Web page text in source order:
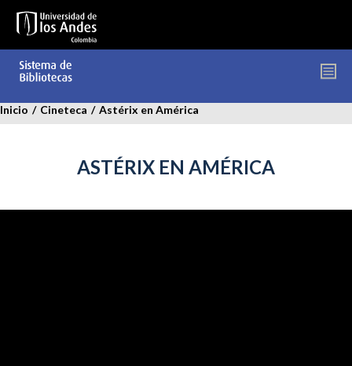
contenido
Inicio / Cineteca / Astérix en América
ASTÉRIX EN AMÉRICA